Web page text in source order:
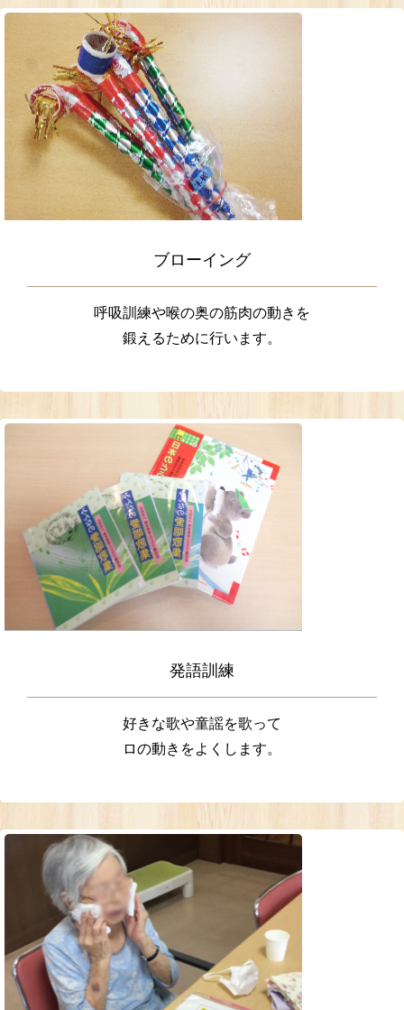
ブローイング
呼吸訓練や喉の奥の筋肉の動きを
鍛えるために行います。
発語訓練
好きな歌や童謡を歌って
ロの動きをよくします。